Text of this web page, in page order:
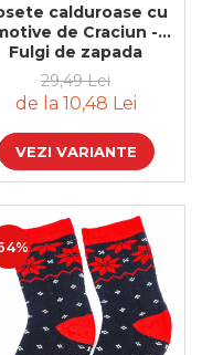
calduroase cu
de Craciun -
Fulgi de zapada
29,49 Lei
de la 10,48 Lei
VEZI VARIANTE